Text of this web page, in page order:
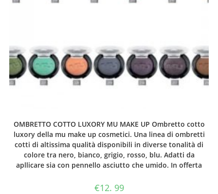
OMBRETTO COTTO LUXORY MU MAKE UP Ombretto cotto
luxory della mu make up cosmetici. Una linea di ombretti
cotti di altissima qualità disponibili in diverse tonalità di
colore tra nero, bianco, grigio, rosso, blu. Adatti da
apllicare sia con pennello asciutto che umido. In offerta
€12. 99